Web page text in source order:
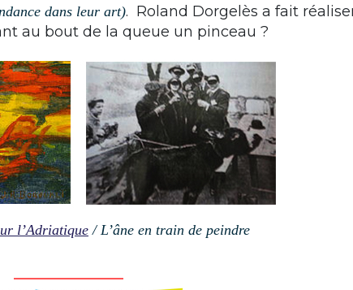
dans leur art). Roland Dorgelès a fait
au bout de la queue un pinceau ?
l’Adriatique/ L’âne en train de peindre